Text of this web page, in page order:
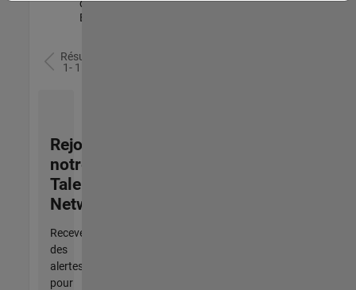
qualité |
Expérimenté(e)
Résultats
1- 1 de
Rejoignez
notre
Talent
Network
Recevez
des
alertes
pour